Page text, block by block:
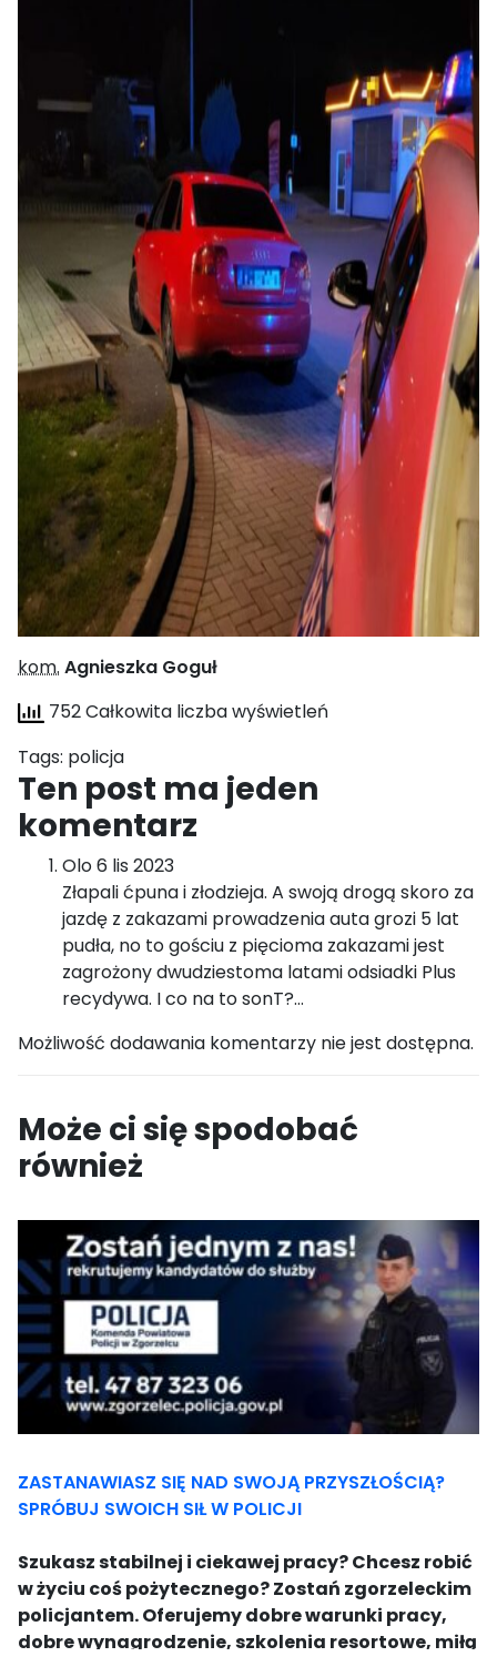
kom. Agnieszka Goguł
752 Całkowita liczba wyświetleń
Tags: policja
Ten post ma jeden
komentarz
Olo6 lis 2023
Złapali ćpuna i złodzieja. A swoją drogą skoro za
jazdę z zakazami prowadzenia auta grozi 5 lat
pudła, no to gościu z pięcioma zakazami jest
zagrożony dwudziestoma latami odsiadki Plus
recydywa. I co na to sonT?…
Możliwość dodawania komentarzy nie jest dostępna.
Może ci się spodobać
również
ZASTANAWIASZ SIĘ NAD SWOJĄ PRZYSZŁOŚCIĄ?
SPRÓBUJ SWOICH SIŁ W POLICJI
Szukasz stabilnej i ciekawej pracy? Chcesz robić
w życiu coś pożytecznego? Zostań zgorzeleckim
policjantem. Oferujemy dobre warunki pracy,
dobre wynagrodzenie, szkolenia resortowe, miłą